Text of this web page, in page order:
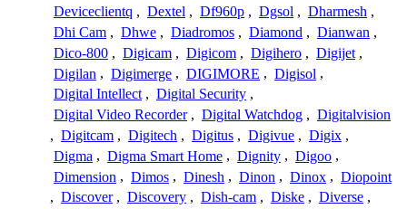
Deviceclientq , Dextel , Df960p , Dgsol , Dharmesh ,
Dhi Cam , Dhwe , Diadromos , Diamond , Dianwan ,
Dico-800 , Digicam , Digicom , Digihero , Digijet ,
Digilan , Digimerge , DIGIMORE , Digisol ,
Digital Intellect , Digital Security ,
Digital Video Recorder , Digital Watchdog , Digitalvision
, Digitcam , Digitech , Digitus , Digivue , Digix ,
Digma , Digma Smart Home , Dignity , Digoo ,
Dimension , Dimos , Dinesh , Dinon , Dinox , Diopoint
, Discover , Discovery , Dish-cam , Diske , Diverse ,